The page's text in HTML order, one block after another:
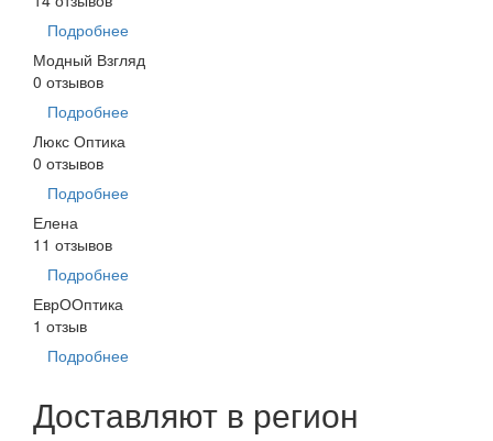
Подробнее
Модный Взгляд
0 отзывов
Подробнее
Люкс Оптика
0 отзывов
Подробнее
Елена
11 отзывов
Подробнее
ЕврООптика
1 отзыв
Подробнее
Доставляют в регион